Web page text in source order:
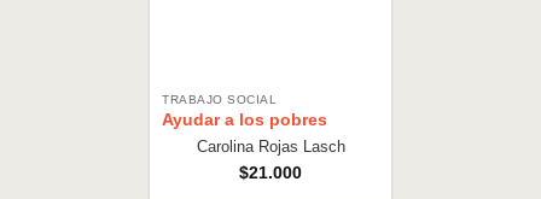
TRABAJO SOCIAL
Ayudar a los pobres
Carolina Rojas Lasch
$21.000